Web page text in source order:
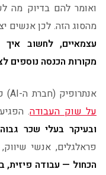
ואומר להם בדיוק מה
מהסוג הזה. לכן אנשים
עצמאיים, לחשוב איך
מקורות הכנסה נוספים
אנתרופיק (חברת ה-AI) פרסמה לאחרונה
על שוק העבודה.
ובעיקר בעלי שכר גבוה
פראלגלים, אנשי
הכחול — עבודה פיזית,